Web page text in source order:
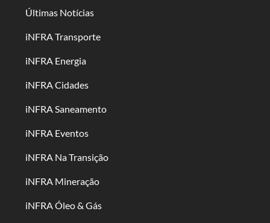
Últimas Notícias
iNFRA Transporte
iNFRA Energia
iNFRA Cidades
iNFRA Saneamento
iNFRA Eventos
iNFRA Na Transição
iNFRA Mineração
iNFRA Óleo & Gás